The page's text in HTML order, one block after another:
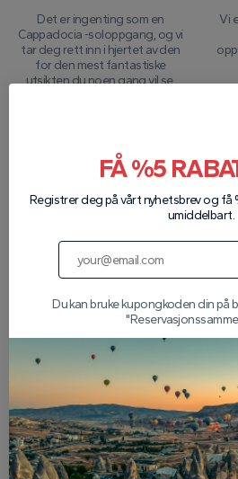
Det er ingenting som en
Cappadocia -soloppgang, og vi
tar deg rett inn i hjertet av den
for den mest fantastiske
utsikten du noen gang vil se.
Vi
Vi holder gruppene små for å gi
en mer personlig og intim
opplevelse for hver gjest.
Chatte med oss ​​på whatsapp
Våre
FÅ %5
Registrer deg på vårt nyhetsbrev og
umiddelbart.
Du kan bruke kupongkoden din på